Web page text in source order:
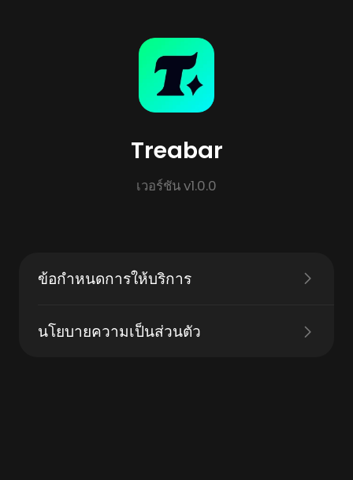
Treabar
เวอร์ชัน v1.0.0
ข้อกำหนดการให้บริการ
นโยบายความเป็นส่วนตัว